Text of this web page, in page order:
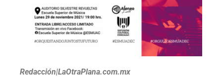
Redacción|LaOtraPlana.com.mx